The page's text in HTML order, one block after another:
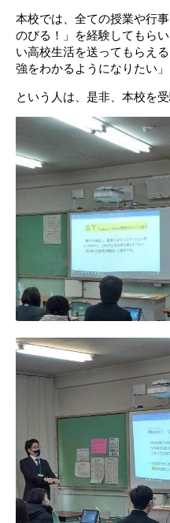
本校では、全ての授業や行
のびる！」を経験してもら
い高校生活を送ってもらえ
強をわかるようになりたい
という人は、是非、本校を受